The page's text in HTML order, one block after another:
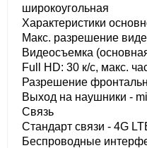
широкоугольная
Характеристики
Макс. разрешение
Видеосъемка
Full HD: 30 к/c, макс.
Разрешение
Выход на наушники -
Связь
Стандарт связи - 4G
Беспроводные